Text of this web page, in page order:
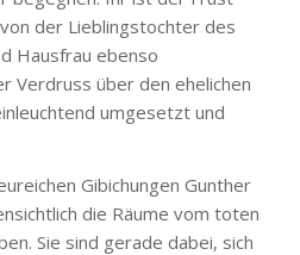
der Lieblingstochter des
Hausfrau ebenso
Verdruss über den ehelichen
umgesetzt und
Gibichungen Gunther
die Räume vom toten
Sie sind gerade dabei, sich